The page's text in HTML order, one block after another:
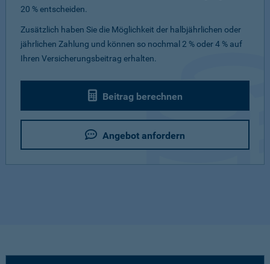
20 % entscheiden.
Zusätzlich haben Sie die Möglichkeit der halbjährlichen oder
jährlichen Zahlung und können so nochmal 2 % oder 4 % auf
Ihren Versicherungsbeitrag erhalten.
Beitrag berechnen
Angebot anfordern